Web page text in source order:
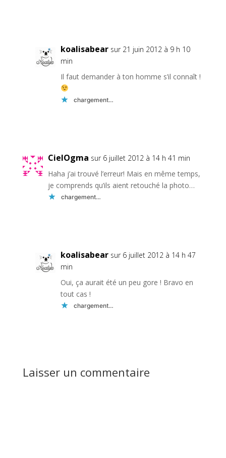
koalisabear sur 21 juin 2012 à 9 h 10
min
Il faut demander à ton homme s’il connaît !
chargement…
CielOgma sur 6 juillet 2012 à 14 h 41 min
Haha j’ai trouvé l’erreur! Mais en même temps,
je comprends qu’ils aient retouché la photo…
chargement…
koalisabear sur 6 juillet 2012 à 14 h 47
min
Oui, ça aurait été un peu gore ! Bravo en
tout cas !
chargement…
Laisser un commentaire